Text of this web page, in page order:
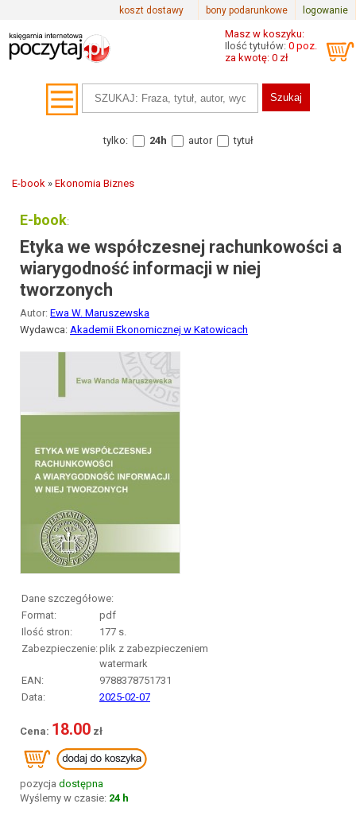
logowanie
bony podarunkowe
koszt dostawy
Masz w koszyku:
Ilość tytułów: 0 poz.
za kwotę: 0 zł
tylko: 24h autor tytuł
E-book » Ekonomia Biznes
E-book:
Etyka we współczesnej rachunkowości a
wiarygodność informacji w niej
tworzonych
Autor: Ewa W. Maruszewska
Wydawca: Akademii Ekonomicznej w Katowicach
Dane szczegółowe:
Format:
pdf
Ilość stron:
177 s.
Zabezpieczenie: plik z zabezpieczeniem
watermark
EAN:
9788378751731
Data:
2025-02-07
18.00
pozycja dostępna
Wyślemy w czasie: 24 h